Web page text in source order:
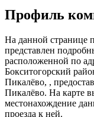
Профиль
На данной странице
представлен
расположенной по
Бокситогорский
Пикалёво, ,
Пикалёво. На карте
местонахождение
проезда к ней.